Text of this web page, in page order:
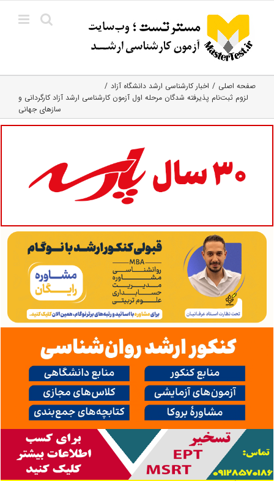
content
صفحه اصلی
اخبار کارشناسی ارشد دانشگاه آزاد
لزوم ثبت‌نام پذیرفته شدگان مرحله اول آزمون کارشناسی ارشد آزاد کارگردانی و
سازهای جهانی